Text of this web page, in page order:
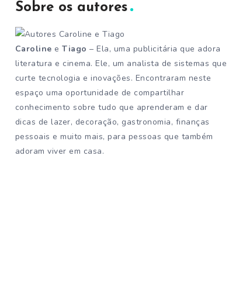
Sobre os autores
Caroline eTiago – Ela, uma publicitária que adora
literatura e cinema. Ele, um analista de sistemas que
curte tecnologia e inovações. Encontraram neste
espaço uma oportunidade de compartilhar
conhecimento sobre tudo que aprenderam e dar
dicas de lazer, decoração, gastronomia, finanças
pessoais e muito mais, para pessoas que também
adoram viver em casa.